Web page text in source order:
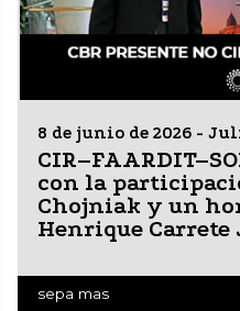
8 de junio de 2026 -
con la
Chojniak y un
Henrique Carrete
sepa mas